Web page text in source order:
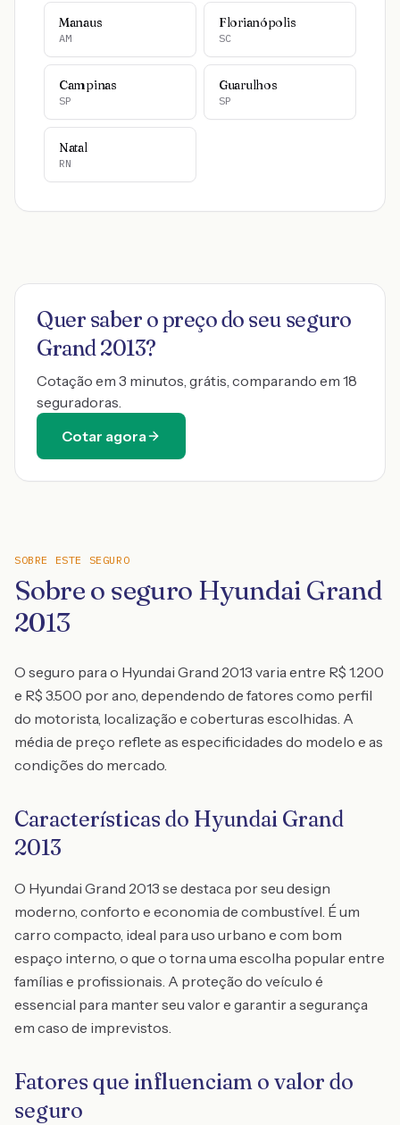
Manaus
AM
Florianópolis
SC
Campinas
SP
Guarulhos
SP
Natal
RN
Quer saber o preço do seu seguro
Grand 2013?
Cotação em 3 minutos, grátis, comparando em 18
seguradoras.
Cotar agora
SOBRE ESTE SEGURO
Sobre o seguro Hyundai Grand
2013
O seguro para o Hyundai Grand 2013 varia entre R$ 1.200
e R$ 3.500 por ano, dependendo de fatores como perfil
do motorista, localização e coberturas escolhidas. A
média de preço reflete as especificidades do modelo e as
condições do mercado.
Características do Hyundai Grand
2013
O Hyundai Grand 2013 se destaca por seu design
moderno, conforto e economia de combustível. É um
carro compacto, ideal para uso urbano e com bom
espaço interno, o que o torna uma escolha popular entre
famílias e profissionais. A proteção do veículo é
essencial para manter seu valor e garantir a segurança
em caso de imprevistos.
Fatores que influenciam o valor do
seguro